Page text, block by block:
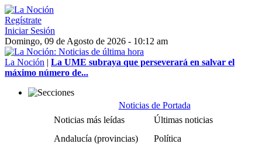
Regístrate
Iniciar Sesión
Domingo, 09 de Agosto de 2026 - 10:12 am
La Noción | La UME subraya que perseverará en salvar el
máximo número de...
Noticias de Portada
Noticias más leídas
Últimas noticias
Andalucía (provincias)
Política